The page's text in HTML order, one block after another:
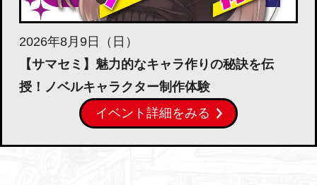
2026年8月9日（日）
【サマセミ】魅力的なキャラ作りの秘訣を伝
授！ノベルキャラクター制作体験
イベント詳細をみる